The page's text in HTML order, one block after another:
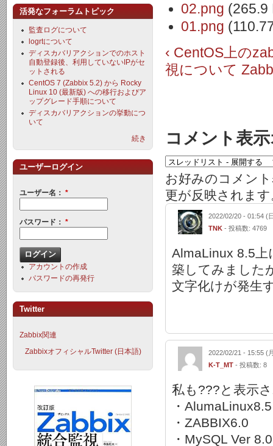
02.png (265.9
01.png
‹ CentOS上の
視について
コメント表
お好みのコメン
更が反映されます
2022/02/20 - 01:54 (
TNK - 投稿数: 4769
AlmaLinux 8.5上
築してみました
文字化けが発生
2022/02/21 - 15:55 (
K-T_MT - 投稿数: 8
私も???と表示
・AlumaLinux8.5
・ZABBIX6.0
・MySQL Ver
活発なフォーラムトピック
監査ログについて
logrtについて
ディスカバリアクションでのホスト
自動登録後、利用していないIPがセ
ットされる
CentOS 7 (Zabbix 5.2) から Rocky
Linux 10 (最新版) への移行およびア
ップグレード手順について
ディスカバリアクションの挙動につ
いて
続き
ユーザーログイン
ユーザー名： *
パスワード： *
アカウントの作成
パスワードの再発行
Twitter
Zabbix関連
ZabbixオフィシャルTwitter (日本語)